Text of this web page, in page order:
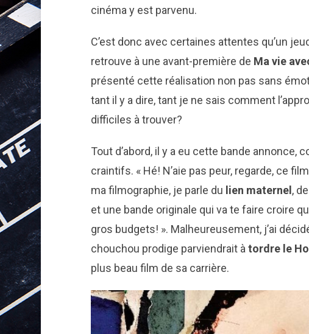
cinéma y est parvenu.
C’est donc avec certaines attentes qu’un
retrouve à une avant-première de Ma vie
présenté cette réalisation non pas sans
tant il y a dire, tant je ne sais comment
difficiles à trouver?
Tout d’abord, il y a eu cette bande annonce,
craintifs. « Hé! N’aie pas peur, regarde, ce
ma filmographie, je parle du lien maternel , de
et une bande originale qui va te faire croire
gros budgets! ». Malheureusement, j’ai
chouchou prodige parviendrait à tordre le
plus beau film de sa carrière.